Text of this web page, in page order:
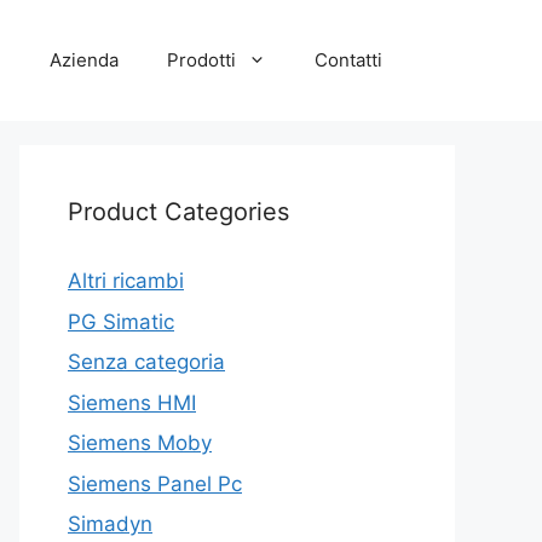
Azienda Prodotti Contatti
Product Categories
Altri ricambi
PG Simatic
Senza categoria
Siemens HMI
Siemens Moby
Siemens Panel Pc
Simadyn